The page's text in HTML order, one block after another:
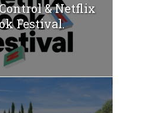
& Netflix
Festival.